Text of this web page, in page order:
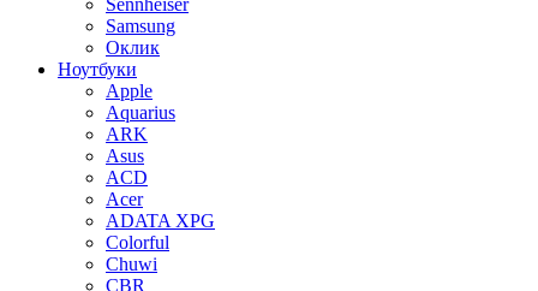
Sennheiser
Samsung
Оклик
Ноутбуки
Apple
Aquarius
ARK
Asus
ACD
Acer
ADATA XPG
Colorful
Chuwi
CBR